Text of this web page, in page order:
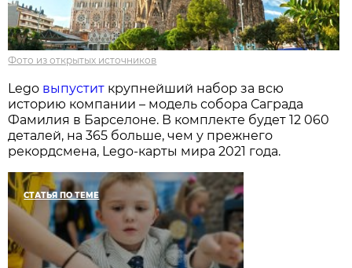
Фото из открытых источников
Lego выпустит крупнейший набор за всю
историю компании – модель собора Саграда
Фамилия в Барселоне. В комплекте будет 12 060
деталей, на 365 больше, чем у прежнего
рекордсмена, Lego-карты мира 2021 года.
СТАТЬЯ ПО ТЕМЕ